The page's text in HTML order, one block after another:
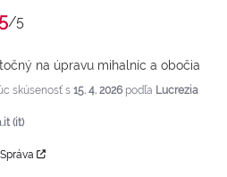
5/5
na úpravu mihalníc a obočia
skúsenosť s 15. 4. 2026 podľa Lucrezia
(it)
Správa